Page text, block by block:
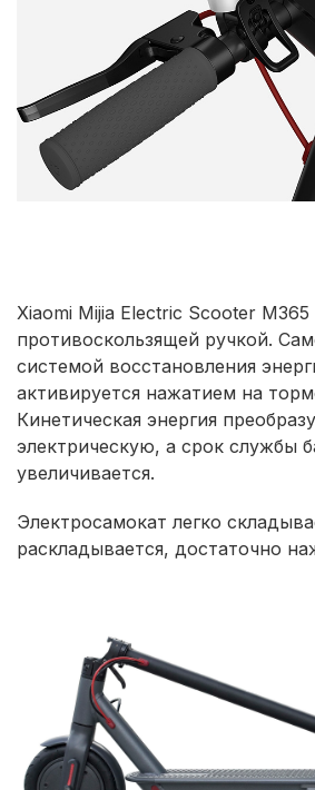
Xiaomi Mijia Electric Scooter
противоскользящей ручкой.
системой восстановления
активируется нажатием на
Кинетическая энергия
электрическую, а срок службы
увеличивается.
Электросамокат легко
раскладывается, достаточно